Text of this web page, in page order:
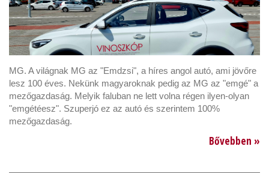
MG. A világnak MG az "Emdzsi", a híres angol autó, ami jövőre
lesz 100 éves. Nekünk magyaroknak pedig az MG az "emgé" a
mezőgazdaság. Melyik faluban ne lett volna régen ilyen-olyan
"emgétéesz". Szuperjó ez az autó és szerintem 100%
mezőgazdaság.
Bővebben »